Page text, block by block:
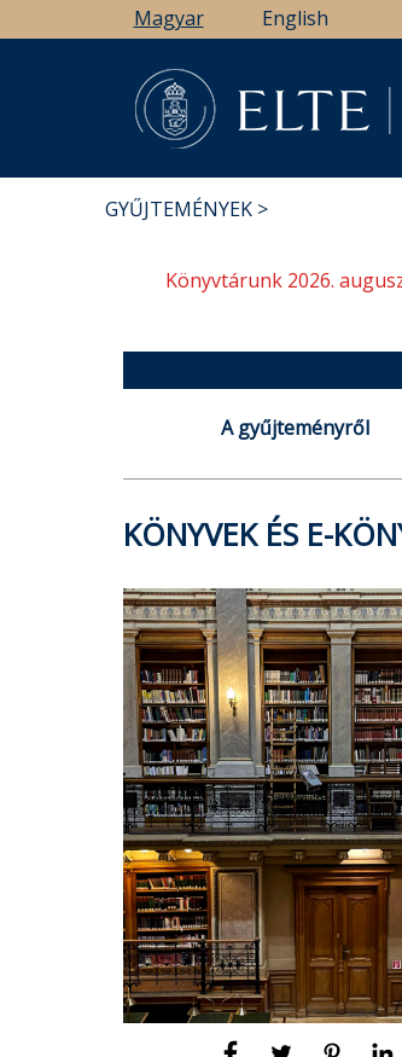
a
Magyar English
GYŰJTEMÉNYEK
Könyvtárunk 2026.
A gyűjteményről
KÖNYVEK ÉS E-